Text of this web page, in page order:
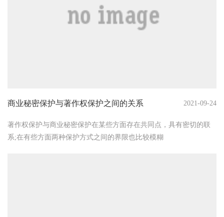
商业秘密保护与著作权保护之间的关系 2021-09-24
著作权保护与商业秘密保护在某些方面存在共同点，具有密切的联
系;在有些方面两种保护方式之间的界限也比较模糊